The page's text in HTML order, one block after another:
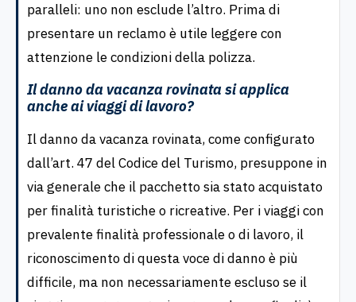
paralleli: uno non esclude l’altro. Prima di
presentare un reclamo è utile leggere con
attenzione le condizioni della polizza.
Il danno da vacanza rovinata si applica
anche ai viaggi di lavoro?
Il danno da vacanza rovinata, come configurato
dall’art. 47 del Codice del Turismo, presuppone in
via generale che il pacchetto sia stato acquistato
per finalità turistiche o ricreative. Per i viaggi con
prevalente finalità professionale o di lavoro, il
riconoscimento di questa voce di danno è più
difficile, ma non necessariamente escluso se il